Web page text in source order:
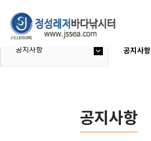
공지사항 공지사항
공지사항